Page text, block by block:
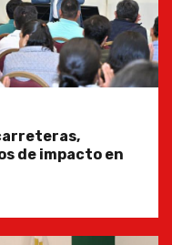
de impacto en